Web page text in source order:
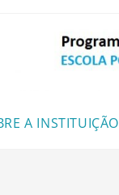
A INSTITUIÇÃO